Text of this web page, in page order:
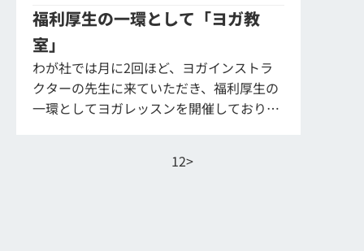
福利厚生の一環として「ヨガ教
室」
わが社では月に2回ほど、ヨガインストラ
クターの先生に来ていただき、福利厚生の
一環としてヨガレッスンを開催しておりま
12>